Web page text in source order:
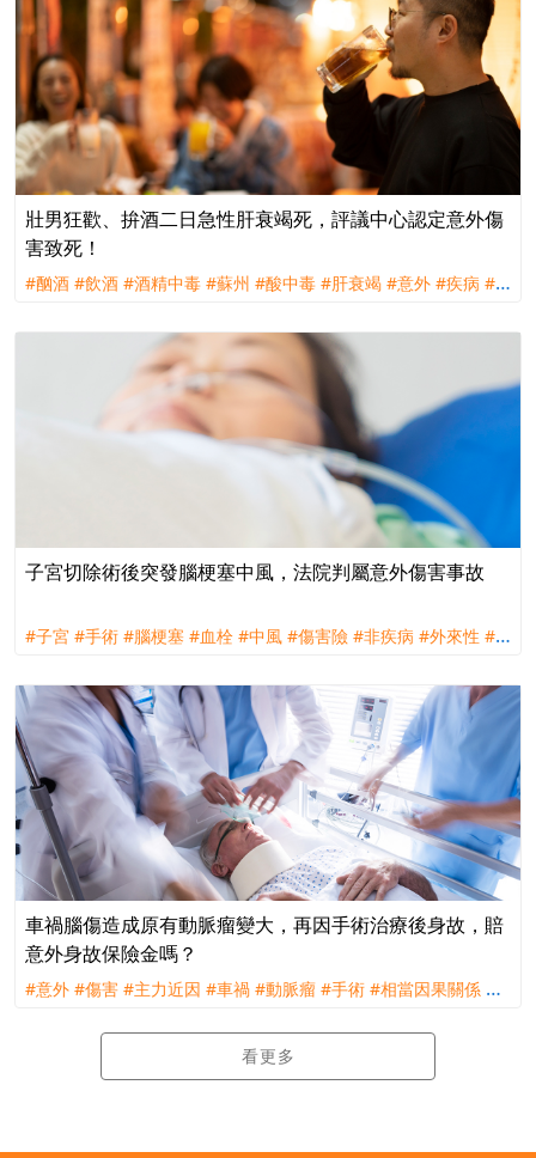
壯男狂歡、拚酒二日急性肝衰竭死，評議中心認定意外傷
害致死！
#酗酒 #飲酒 #酒精中毒 #蘇州 #酸中毒 #肝衰竭 #意外 #疾病 #
子宮切除術後突發腦梗塞中風，法院判屬意外傷害事故
#子宮 #手術 #腦梗塞 #血栓 #中風 #傷害險 #非疾病 #外來性 #
車禍腦傷造成原有動脈瘤變大，再因手術治療後身故，賠
意外身故保險金嗎？
#意外 #傷害 #主力近因 #車禍 #動脈瘤 #手術 #相當因果關係 #
看更多